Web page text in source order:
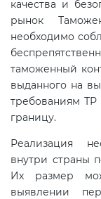
качества и
рынок
необходимо
таможенный
выданного на
требованиям ТР
границу.
Реализация
внутри страны
Их размер
выявлении
товаров
Сертификация
Сертификация
Остальное